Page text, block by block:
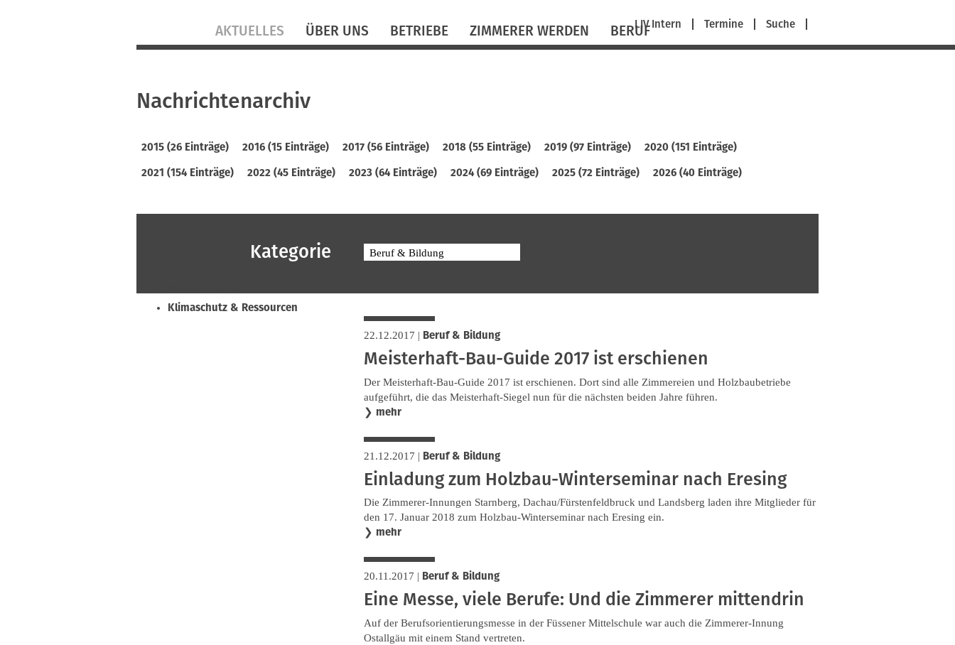
Navigation
überspringen
LIV Intern Termine Suche
überspringen
AKTUELLES ÜBER UNS BETRIEBE ZIMMERER WERDEN BERUF
Nachrichtenarchiv
2015 (26 Einträge) 2016 (15 Einträge) 2017 (56 Einträge) 2018 (55 Einträge) 2019 (97 Einträge)
2020 (151 Einträge)
2021 (154 Einträge)
2022 (45 Einträge) 2023 (64 Einträge) 2024 (69 Einträge) 2025 (72 Einträge) 2026 (40 Einträge)
Kategorie Beruf & Bildung
Klimaschutz & Ressourcen
22.12.2017 | Beruf & Bildung
Meisterhaft-Bau-Guide 2017 ist erschienen
Der Meisterhaft-Bau-Guide 2017 ist erschienen. Dort sind alle Zimmereien und Holzbaubetriebe
aufgeführt, die das Meisterhaft-Siegel nun für die nächsten beiden Jahre führen.
❯ mehr
21.12.2017 | Beruf & Bildung
Einladung zum Holzbau-Winterseminar nach Eresing
Die Zimmerer-Innungen Starnberg, Dachau/Fürstenfeldbruck und Landsberg laden ihre Mitglieder für
den 17. Januar 2018 zum Holzbau-Winterseminar nach Eresing ein.
❯ mehr
20.11.2017 | Beruf & Bildung
Eine Messe, viele Berufe: Und die Zimmerer mittendrin
Auf der Berufsorientierungsmesse in der Füssener Mittelschule war auch die Zimmerer-Innung
Ostallgäu mit einem Stand vertreten.